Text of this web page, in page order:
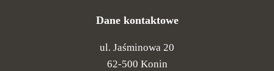
Dane kontaktowe
ul. Jaśminowa 20
62-500 Konin